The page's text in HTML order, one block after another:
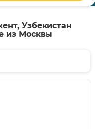
Узбекистан
из Москвы